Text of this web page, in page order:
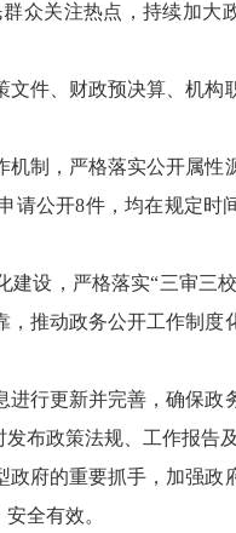
众关注热点，持续加大
文件、财政预决算、机构
制，严格落实公开属性
请公开8件，均在规定时
设，严格落实“三审三
推动政务公开工作制度
进行更新并完善，确保政
布政策法规、工作报告及
政府的重要抓手，加强政
全有效。